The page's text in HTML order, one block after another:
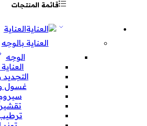
قائمة المنتجات
العناية
العناية بالوجه
الوجه
التجديد
غسول